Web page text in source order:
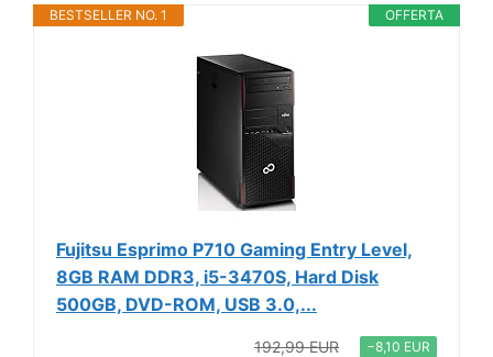
OFFERTA
BESTSELLER NO. 1
Fujitsu Esprimo P710 Gaming Entry Level,
8GB RAM DDR3, i5-3470S, Hard Disk
500GB, DVD-ROM, USB 3.0,...
192,99 EUR −8,10 EUR